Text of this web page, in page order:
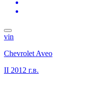
vin
Chevrolet Aveo
II 2012 г.в.